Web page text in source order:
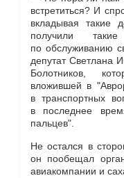
встретиться? И
вкладывая такие
получили
по обслуживанию
депутат Светлана
Болотников,
вложившей в
в транспортных
в последнее
пальцев".
Не остался в
он пообещал
авиакомпании и